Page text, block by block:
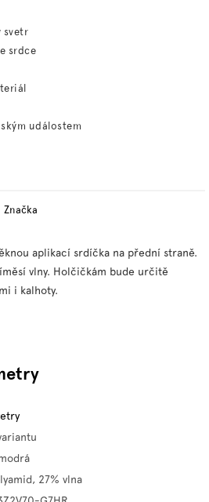
svetr
srdce
událostem
Značka
aplikací srdíčka na přední straně.
vlny. Holčičkám bude určitě
i kalhoty.
27% vlna